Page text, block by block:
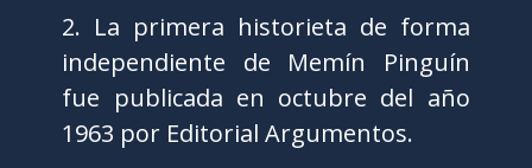
2. La primera historieta de forma
independiente de Memín Pinguín
fue publicada en octubre del año
1963 por Editorial Argumentos.